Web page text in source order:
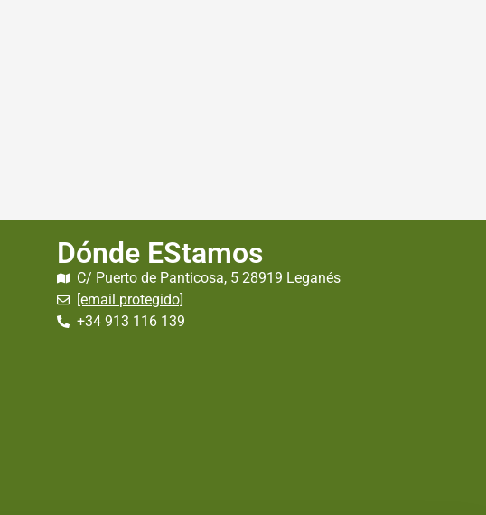
Dónde EStamos
C/ Puerto de Panticosa, 5 28919 Leganés
[email protegido]
+34 913 116 139